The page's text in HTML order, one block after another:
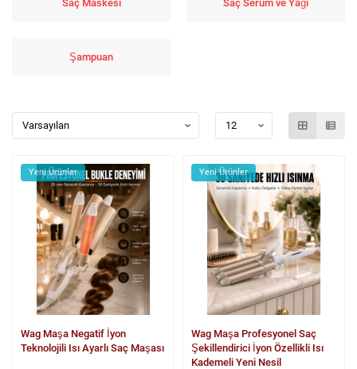
Saç Maskesi Saç Serum ve Yağı
Şampuan
Yeni Ürünler
Wag Maşa Negatif İyon
Teknolojili Isı Ayarlı Saç Maşası
Yeni Ürünler
Wag Maşa Profesyonel Saç
Şekillendirici İyon Özellikli Isı
Kademeli Yeni Nesil